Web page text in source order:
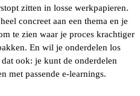
zitten in losse werkpapieren.
concreet aan een thema en je
te zien waar je proces krachtiger
En wil je onderdelen los
ook: je kunt de onderdelen
met passende e-learnings.